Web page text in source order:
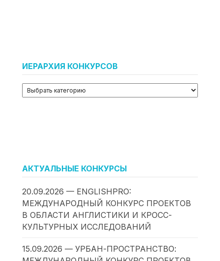
ИЕРАРХИЯ КОНКУРСОВ
АКТУАЛЬНЫЕ КОНКУРСЫ
20.09.2026 — ENGLISHPRO:
МЕЖДУНАРОДНЫЙ КОНКУРС ПРОЕКТОВ
В ОБЛАСТИ АНГЛИСТИКИ И КРОСС-
КУЛЬТУРНЫХ ИССЛЕДОВАНИЙ
15.09.2026 — УРБАН-ПРОСТРАНСТВО: